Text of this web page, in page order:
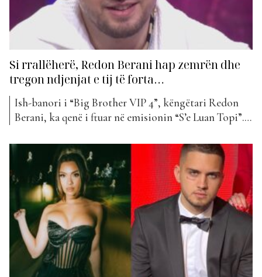
Si rrallëherë, Redon Berani hap zemrën dhe
tregon ndjenjat e tij të forta…
Ish-banori i “Big Brother VIP 4”, këngëtari Redon
Berani, ka qenë i ftuar në emisionin “S’e Luan Topi”.
eksperiencën në shtëpinë më të famshme në Shqipëri.
Moderatorja e programit, Erjona Rusi, nuk ka lënë
pa e pyetur edhe në lidhje...